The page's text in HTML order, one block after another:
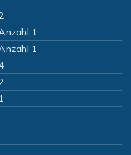
1
1
1